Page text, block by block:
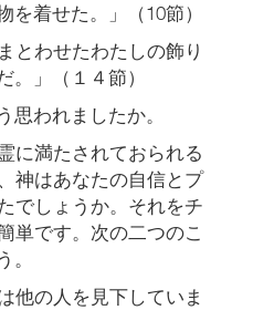
着せた。」（10節）
とわせたわたしの飾り
。」（１４節）
われましたか。
に満たされておられる
神はあなたの自信とプ
でしょうか。それをチ
単です。次の二つのこ
。
他の人を見下していま